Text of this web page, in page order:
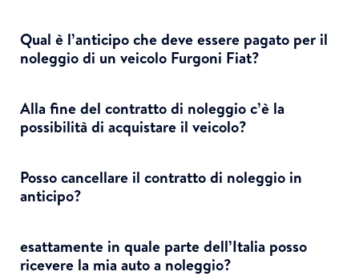
Qual è l’anticipo che deve essere pagato per il
noleggio di un veicolo Furgoni Fiat?
Alla fine del contratto di noleggio c’è la
possibilità di acquistare il veicolo?
Posso cancellare il contratto di noleggio in
anticipo?
esattamente in quale parte dell’Italia posso
ricevere la mia auto a noleggio?